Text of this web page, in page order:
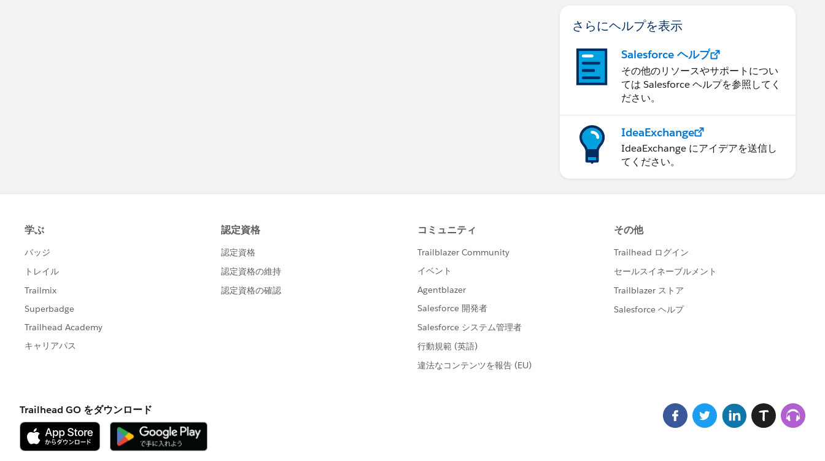
さらにヘルプを表示
Salesforce ヘルプ
その他のリソースやサポートについ
ては Salesforce ヘルプを参照してく
ださい。
IdeaExchange
IdeaExchange にアイデアを送信し
てください。